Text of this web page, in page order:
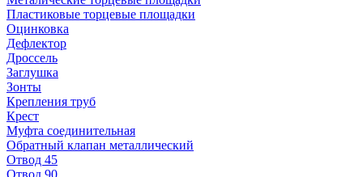
Пластиковые торцевые площадки
Оцинковка
Дефлектор
Дроссель
Заглушка
Зонты
Крепления труб
Крест
Муфта соединительная
Обратный клапан металлический
Отвод 45
Отвод 90